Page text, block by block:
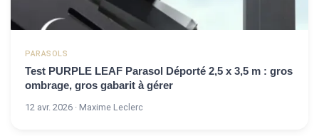
PARASOLS
Test PURPLE LEAF Parasol Déporté 2,5 x 3,5 m : gros
ombrage, gros gabarit à gérer
12 avr. 2026 · Maxime Leclerc